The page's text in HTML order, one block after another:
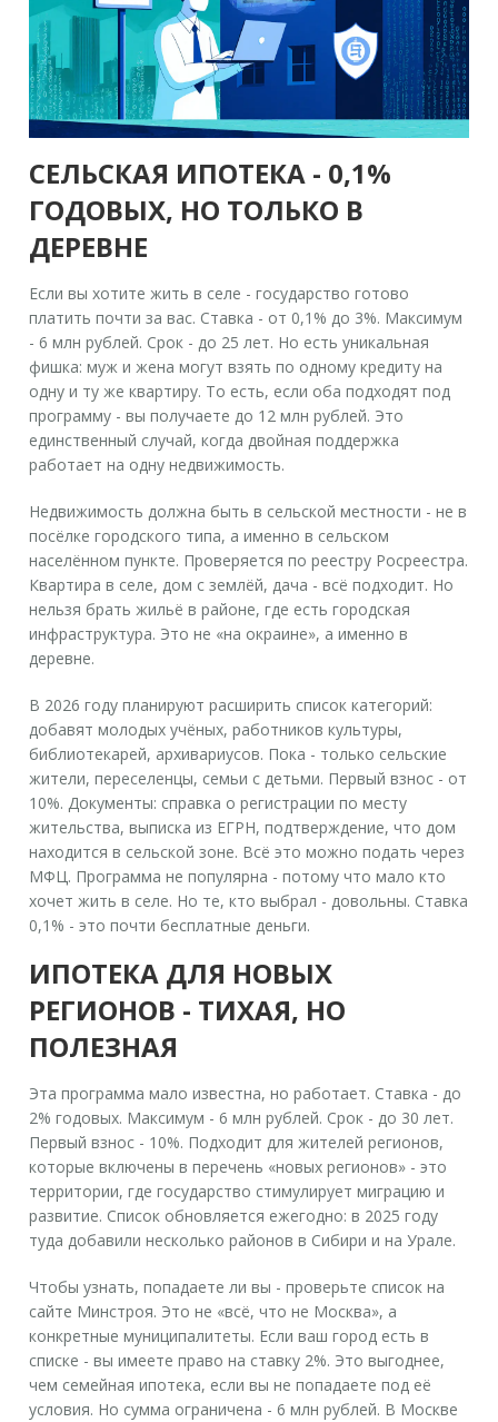
СЕЛЬСКАЯ ИПОТЕКА - 0,1%
ГОДОВЫХ, НО ТОЛЬКО В
ДЕРЕВНЕ
Если вы хотите жить в селе - государство готово
платить почти за вас. Ставка - от 0,1% до 3%. Максимум
- 6 млн рублей. Срок - до 25 лет. Но есть уникальная
фишка: муж и жена могут взять по одному кредиту на
одну и ту же квартиру. То есть, если оба подходят под
программу - вы получаете до 12 млн рублей. Это
единственный случай, когда двойная поддержка
работает на одну недвижимость.
Недвижимость должна быть в сельской местности - не в
посёлке городского типа, а именно в сельском
населённом пункте. Проверяется по реестру Росреестра.
Квартира в селе, дом с землёй, дача - всё подходит. Но
нельзя брать жильё в районе, где есть городская
инфраструктура. Это не «на окраине», а именно в
деревне.
В 2026 году планируют расширить список категорий:
добавят молодых учёных, работников культуры,
библиотекарей, архивариусов. Пока - только сельские
жители, переселенцы, семьи с детьми. Первый взнос - от
10%. Документы: справка о регистрации по месту
жительства, выписка из ЕГРН, подтверждение, что дом
находится в сельской зоне. Всё это можно подать через
МФЦ. Программа не популярна - потому что мало кто
хочет жить в селе. Но те, кто выбрал - довольны. Ставка
0,1% - это почти бесплатные деньги.
ИПОТЕКА ДЛЯ НОВЫХ
РЕГИОНОВ - ТИХАЯ, НО
ПОЛЕЗНАЯ
Эта программа мало известна, но работает. Ставка - до
2% годовых. Максимум - 6 млн рублей. Срок - до 30 лет.
Первый взнос - 10%. Подходит для жителей регионов,
которые включены в перечень «новых регионов» - это
территории, где государство стимулирует миграцию и
развитие. Список обновляется ежегодно: в 2025 году
туда добавили несколько районов в Сибири и на Урале.
Чтобы узнать, попадаете ли вы - проверьте список на
сайте Минстроя. Это не «всё, что не Москва», а
конкретные муниципалитеты. Если ваш город есть в
списке - вы имеете право на ставку 2%. Это выгоднее,
чем семейная ипотека, если вы не попадаете под её
условия. Но сумма ограничена - 6 млн рублей. В Москве